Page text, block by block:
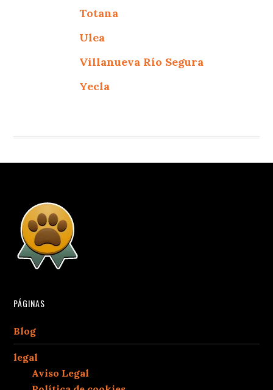
Totana
Ulea
Villanueva Río Segura
Yecla
PÁGINAS
Blog
legal
Aviso Legal